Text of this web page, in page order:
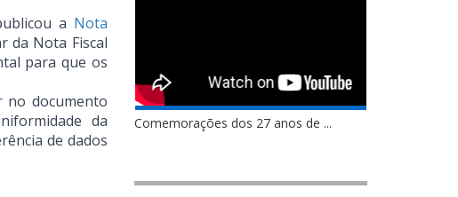
a Nota
da Nota Fiscal
para que os
no documento
da
de dados
Comemorações dos 27 anos de ...